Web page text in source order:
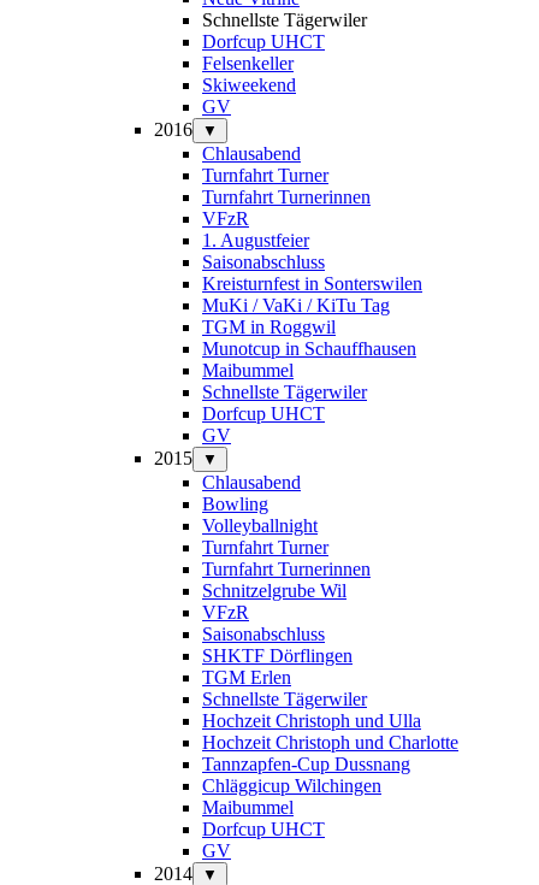
Schnellste Tägerwiler
Dorfcup UHCT
Felsenkeller
Skiweekend
GV
2016
▼
Chlausabend
Turnfahrt Turner
Turnfahrt Turnerinnen
VFzR
1. Augustfeier
Saisonabschluss
Kreisturnfest in Sonterswilen
MuKi / VaKi / KiTu Tag
TGM in Roggwil
Munotcup in Schauffhausen
Maibummel
Schnellste Tägerwiler
Dorfcup UHCT
GV
2015
▼
Chlausabend
Bowling
Volleyballnight
Turnfahrt Turner
Turnfahrt Turnerinnen
Schnitzelgrube Wil
VFzR
Saisonabschluss
SHKTF Dörflingen
TGM Erlen
Schnellste Tägerwiler
Hochzeit Christoph und Ulla
Hochzeit Christoph und Charlotte
Tannzapfen-Cup Dussnang
Chläggicup Wilchingen
Maibummel
Dorfcup UHCT
GV
2014
▼